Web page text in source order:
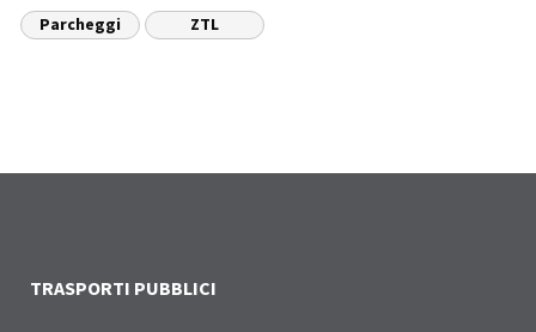
Parcheggi
ZTL
TRASPORTI PUBBLICI